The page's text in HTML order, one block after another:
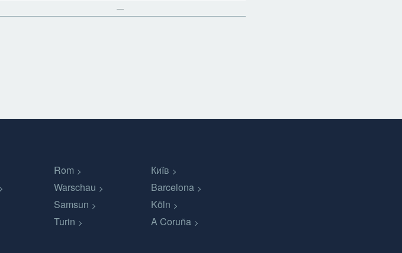
—
Rom
Київ
Warschau
Barcelona
Samsun
Köln
Turin A Coruña